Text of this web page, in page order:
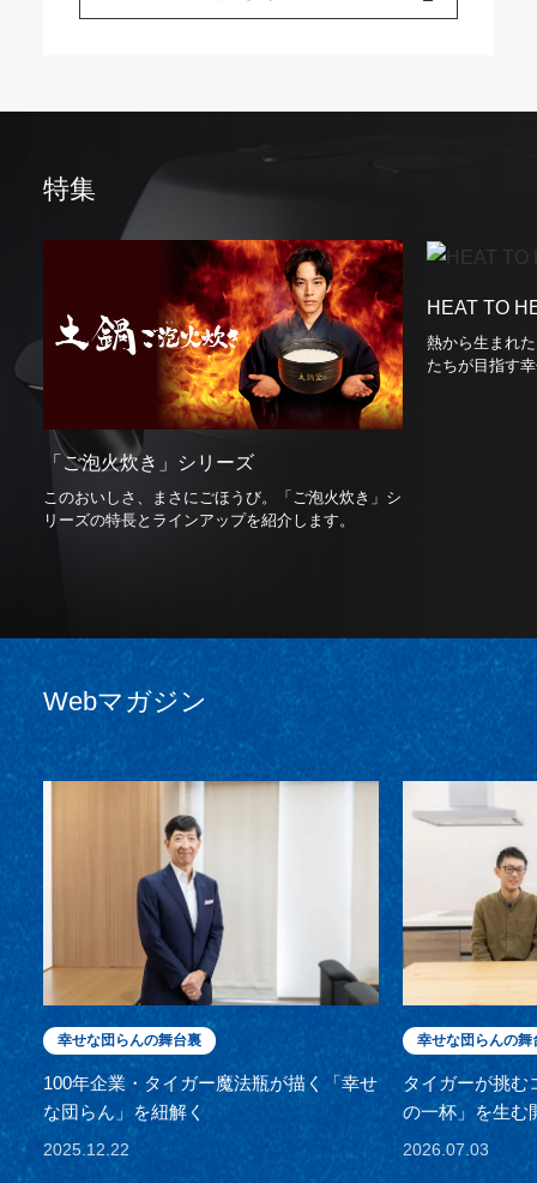
特集
「ご泡火炊き」シリーズ
このおいしさ、まさにごほうび。「ご泡火炊き」シ
リーズの特長とラインアップを紹介します。
HEAT TO
熱から⽣まれ
たちが⽬指す
Webマガジン
幸せな団らんの舞台裏
100年企業・タイガー魔法瓶が描く「幸せ
な団らん」を紐解く
2025.12.22
幸せな団らんの舞
タイガーが挑む
の一杯」を生む
2026.07.03